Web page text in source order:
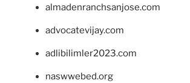
almadenranchsanjose.com
advocatevijay.com
adlibilimler2023.com
naswwebed.org